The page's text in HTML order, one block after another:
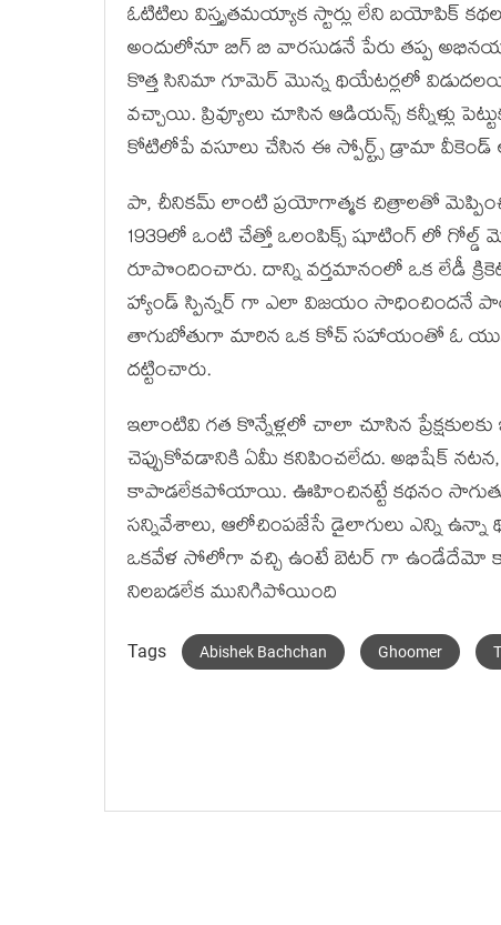
ఓటిటిలు విస్తృతమయ్యాక స్టార్లు లేని బయోపిక్
అందులోనూ బిగ్ బి వారసుడనే పేరు తప్ప
కొత్త సినిమా గూమెర్ మొన్న థియేటర్లలో
వచ్చాయి. ప్రివ్యూలు చూసిన ఆడియన్స్ కన్నీళ్లు
కోటిలోపే వసూలు చేసిన ఈ స్పోర్ట్స్ డ్రామా వీకెండ్
పా, చీనికమ్ లాంటి ప్రయోగాత్మక చిత్రాలతో
1939లో ఒంటి చేత్తో ఒలంపిక్స్ షూటింగ్ లో
రూపొందించారు. దాన్ని వర్తమానంలో ఒక లేడీ
హ్యాండ్ స్పిన్నర్ గా ఎలా విజయం సాధించిందనే
తాగుబోతుగా మారిన ఒక కోచ్ సహాయంతో ఓ
దట్టించారు.
ఇలాంటివి గత కొన్నేళ్లలో చాలా చూసిన
చెప్పుకోవడానికి ఏమీ కనిపించలేదు. అభిషేక్
కాపాడలేకపోయాయి. ఊహించినట్టే కథనం
సన్నివేశాలు, ఆలోచింపజేసే డైలాగులు ఎన్ని
ఒకవేళ సోలోగా వచ్చి ఉంటే బెటర్ గా ఉండేదేమో
నిలబడలేక మునిగిపోయింది
Tags Abishek Bachchan Ghoomer